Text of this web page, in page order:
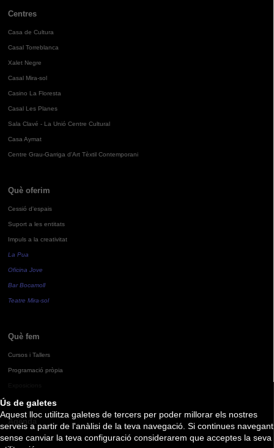
Ús de galetes
Aquest lloc utilitza galetes de tercers per poder millorar els nostres
serveis a partir de l'anàlisi de la teva navegació. Si continues navegant
sense canviar la teva configuració considerarem que acceptes la seva
Centres
Casa de Cultura
Casal Torreblanca
Xalet Negre
Casal Mira-sol
Casino La Floresta
Casal Les Planes
Sala Clavé - La Unió Centre Cultural
Casa Aymat
Centre Grau-Garriga d'Art Tèxtil Contemporani
Què oferim
Cessió d'espais
Suport a les entitats
Impuls a la creativitat
La Pua
Oficina Jove
Bar Bocamoll
Teatre Mira-sol
Què fem
Cursos i Tallers
Programació pròpia
Agenda